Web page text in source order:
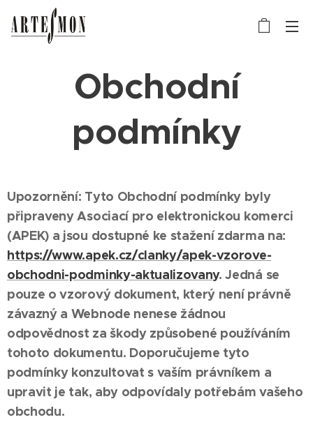
Obchodní
podmínky
Upozornění: Tyto Obchodní podmínky byly
připraveny Asociací pro elektronickou komerci
(APEK) a jsou dostupné ke stažení zdarma na:
https://www.apek.cz/clanky/apek-vzorove-
obchodni-podminky-aktualizovany. Jedná se
pouze o vzorový dokument, který není právně
závazný a Webnode nenese žádnou
odpovědnost za škody způsobené používáním
tohoto dokumentu. Doporučujeme tyto
podmínky konzultovat s vaším právníkem a
upravit je tak, aby odpovídaly potřebám vašeho
obchodu.